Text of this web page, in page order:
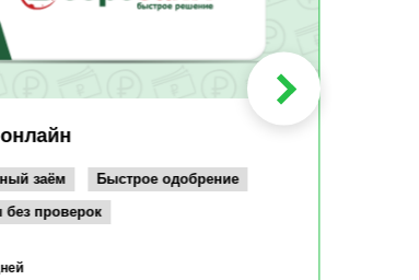
заём
Быстрое одобрение
проверок